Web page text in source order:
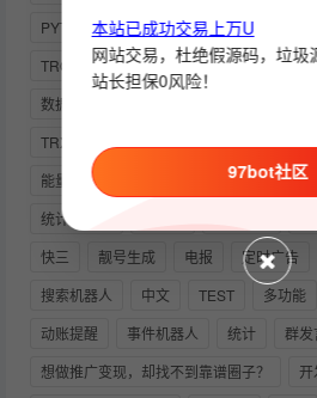
PYTHON
模块化机器人 历史消息
TRONGRID
电报用户名 TG
供
数据库增删改查
TRX兑换机器人
能量机器人
HSTOCK商城如何去运营
统计机器人
快三
靓号生成 电报 定时广告
搜索机器人
中文 TEST 多功能
动账提醒
事件机器人 统计
群发
想做推广变现，却找不到靠谱圈子？
本站已成功交易上万U
网站交易，杜绝假源码，垃圾
站长担保0风险！
97bot社区